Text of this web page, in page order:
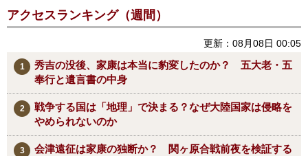
アクセスランキング（週間）
更新：08月08日 00:05
秀吉の没後、家康は本当に豹変したのか？ 五大老・五
奉行と遺言書の中身
戦争する国は「地理」で決まる？なぜ大陸国家は侵略を
やめられないのか
会津遠征は家康の独断か？ 関ヶ原合戦前夜を検証する